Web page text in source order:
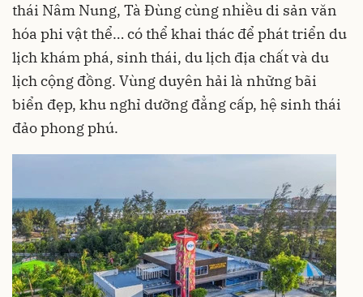
thái Nâm Nung, Tà Đùng cùng nhiều di sản văn
hóa phi vật thể… có thể khai thác để phát triển du
lịch khám phá, sinh thái, du lịch địa chất và du
lịch cộng đồng. Vùng duyên hải là những bãi
biển đẹp, khu nghỉ dưỡng đẳng cấp, hệ sinh thái
đảo phong phú.